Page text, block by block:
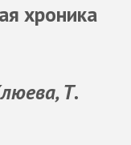
хроника
Т.